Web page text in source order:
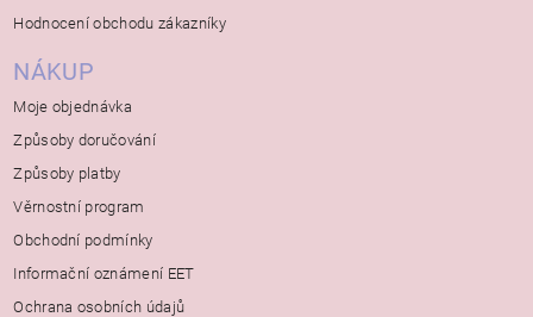
Hodnocení obchodu zákazníky
NÁKUP
Moje objednávka
Způsoby doručování
Způsoby platby
Věrnostní program
Obchodní podmínky
Informační oznámení EET
Ochrana osobních údajů